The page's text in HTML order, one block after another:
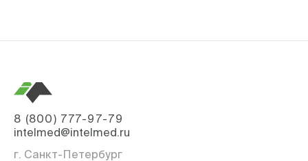
8 (800) 777-97-79
intelmed@intelmed.ru
г. Санкт-Петербург